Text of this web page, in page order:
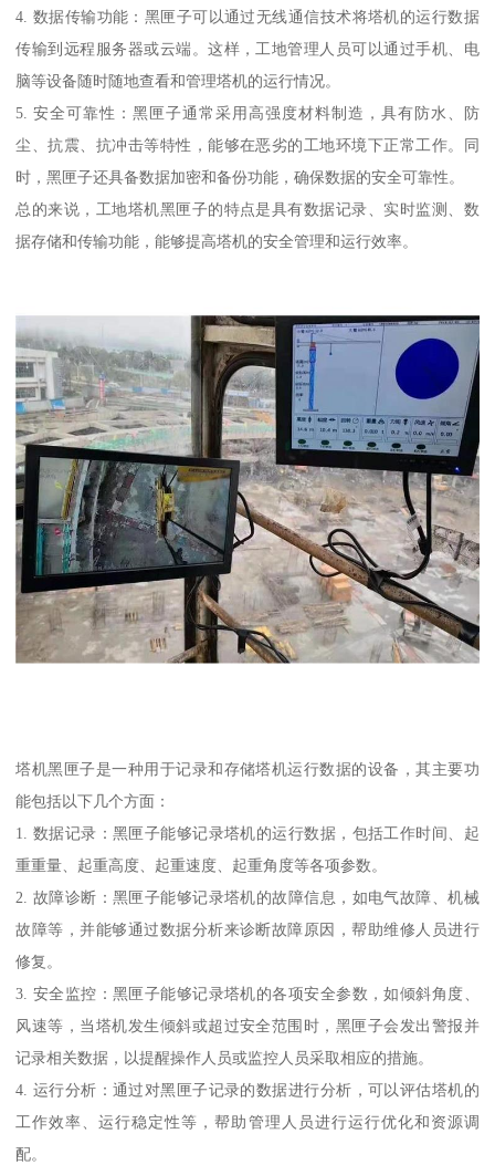
4. 数据传输功能：黑匣子可以通过无线通信技术将塔机的运行数据
传输到远程服务器或云端。这样，工地管理人员可以通过手机、电
脑等设备随时随地查看和管理塔机的运行情况。
5. 安全可靠性：黑匣子通常采用高强度材料制造，具有防水、防
尘、抗震、抗冲击等特性，能够在恶劣的工地环境下正常工作。同
时，黑匣子还具备数据加密和备份功能，确保数据的安全可靠性。
总的来说，工地塔机黑匣子的特点是具有数据记录、实时监测、数
据存储和传输功能，能够提高塔机的安全管理和运行效率。
塔机黑匣子是一种用于记录和存储塔机运行数据的设备，其主要功
能包括以下几个方面：
1. 数据记录：黑匣子能够记录塔机的运行数据，包括工作时间、起
重重量、起重高度、起重速度、起重角度等各项参数。
2. 故障诊断：黑匣子能够记录塔机的故障信息，如电气故障、机械
故障等，并能够通过数据分析来诊断故障原因，帮助维修人员进行
修复。
3. 安全监控：黑匣子能够记录塔机的各项安全参数，如倾斜角度、
风速等，当塔机发生倾斜或超过安全范围时，黑匣子会发出警报并
记录相关数据，以提醒操作人员或监控人员采取相应的措施。
4. 运行分析：通过对黑匣子记录的数据进行分析，可以评估塔机的
工作效率、运行稳定性等，帮助管理人员进行运行优化和资源调
配。